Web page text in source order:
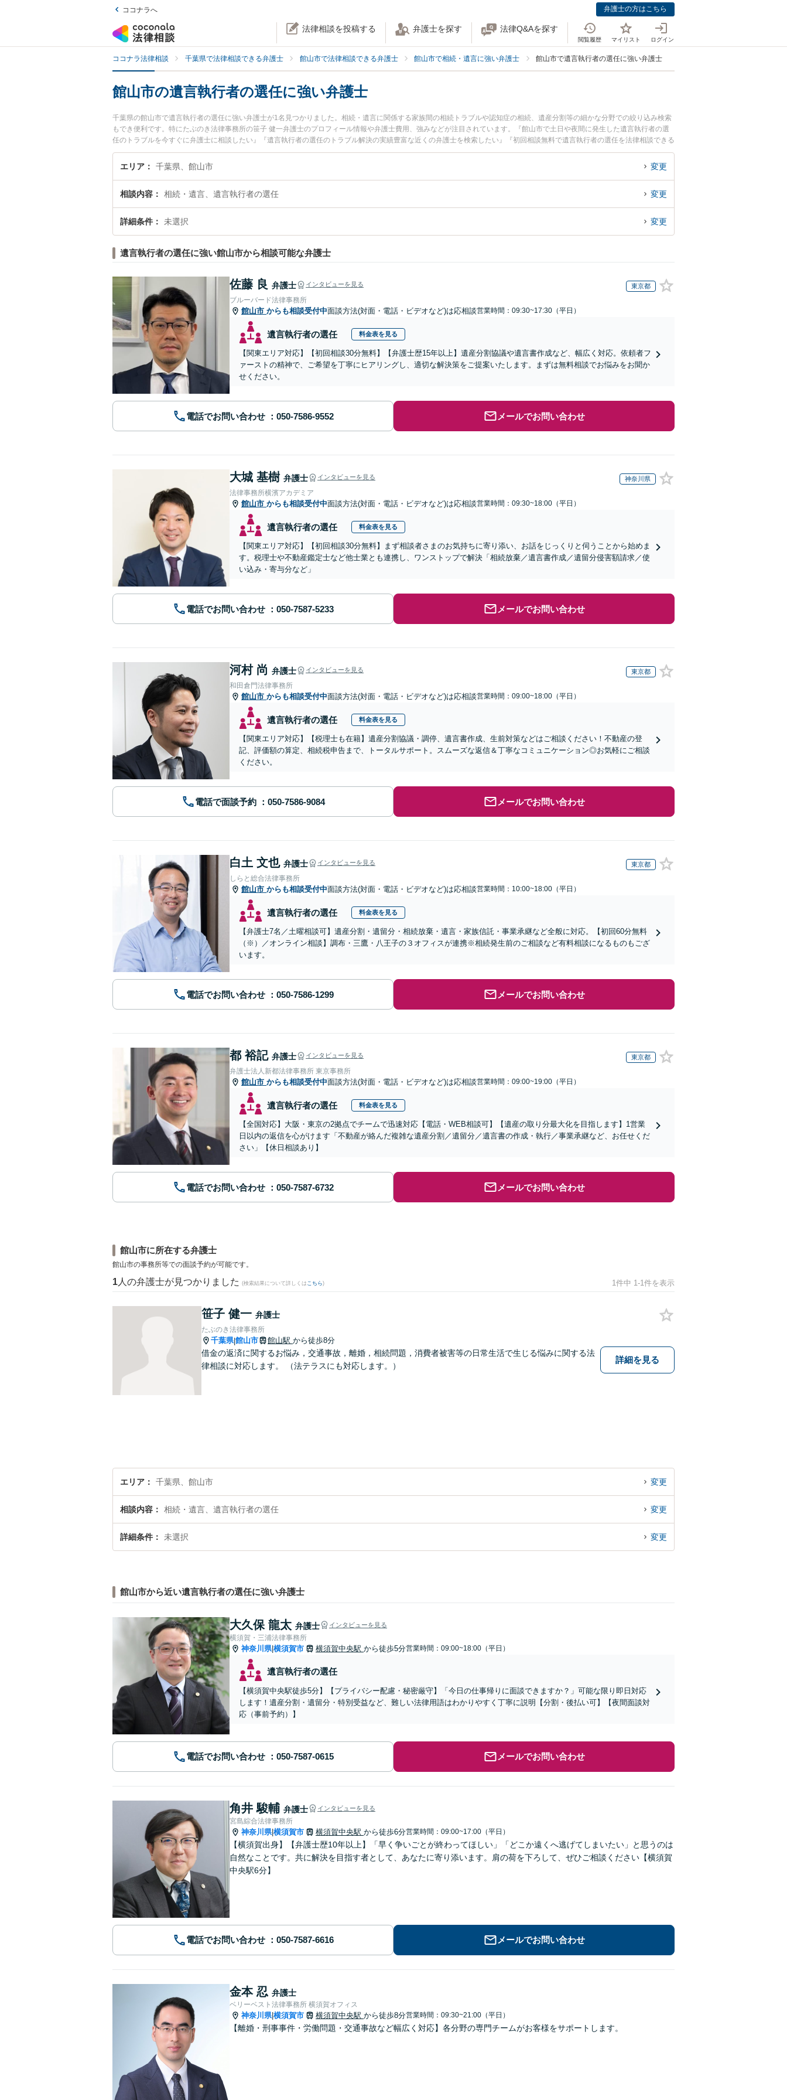
ココナラへ 弁護士の方はこちら
法律相談を投稿する 弁護士を探す 法律Q&Aを探す
閲覧履歴 マイリスト ログイン
ココナラ法律相談 千葉県で法律相談できる弁護士 館山市で法律相談できる弁護士 館山市で相続・遺言に強い弁護士 館山市で遺言執行者の選任に強い弁護士
館山市の遺言執行者の選任に強い弁護士
千葉県の館山市で遺言執行者の選任に強い弁護士が1名見つかりました。相続・遺言に関係する家族間の相続トラブルや認知症の相続、遺産分割等の細かな分野での絞り込み検索
もでき便利です。特にたぶのき法律事務所の笹子 健一弁護士のプロフィール情報や弁護士費用、強みなどが注目されています。『館山市で土日や夜間に発生した遺言執行者の選
任のトラブルを今すぐに弁護士に相談したい』『遺言執行者の選任のトラブル解決の実績豊富な近くの弁護士を検索したい』『初回相談無料で遺言執行者の選任を法律相談できる
館山市内の弁護士に相談予約したい』などでお困りの相談者さんにおすすめです。
エリア 千葉県、館山市 変更
相談内容 相続・遺言、遺言執行者の選任 変更
詳細条件 未選択 変更
遺言執行者の選任に強い館山市から相談可能な弁護士
佐藤 良 弁護士 インタビューを見る 東京都
ブルーバード法律事務所
館山市 からも相談受付中面談方法(対面・電話・ビデオなど)は応相談営業時間：09:30~17:30（平日）
遺言執行者の選任 料金表を見る
【関東エリア対応】【初回相談30分無料】【弁護士歴15年以上】遺産分割協議や遺言書作成など、幅広く対応。依頼者フ
ァーストの精神で、ご希望を丁寧にヒアリングし、適切な解決策をご提案いたします。まずは無料相談でお悩みをお聞か
せください。
電話でお問い合わせ メールでお問い合わせ
大城 基樹 弁護士 インタビューを見る 神奈川県
法律事務所横濱アカデミア
館山市 からも相談受付中面談方法(対面・電話・ビデオなど)は応相談営業時間：09:30~18:00（平日）
遺言執行者の選任 料金表を見る
【関東エリア対応】【初回相談30分無料】まず相談者さまのお気持ちに寄り添い、お話をじっくりと伺うことから始めま
す。税理士や不動産鑑定士など他士業とも連携し、ワンストップで解決「相続放棄／遺言書作成／遺留分侵害額請求／使
い込み・寄与分など」
電話でお問い合わせ メールでお問い合わせ
河村 尚 弁護士 インタビューを見る 東京都
和田倉門法律事務所
館山市 からも相談受付中面談方法(対面・電話・ビデオなど)は応相談営業時間：09:00~18:00（平日）
遺言執行者の選任 料金表を見る
【関東エリア対応】【税理士も在籍】遺産分割協議・調停、遺言書作成、生前対策などはご相談ください！不動産の登
記、評価額の算定、相続税申告まで、トータルサポート。スムーズな返信＆丁寧なコミュニケーション◎お気軽にご相談
ください。
電話で面談予約 メールでお問い合わせ
白土 文也 弁護士 インタビューを見る 東京都
しらと総合法律事務所
館山市 からも相談受付中面談方法(対面・電話・ビデオなど)は応相談営業時間：10:00~18:00（平日）
遺言執行者の選任 料金表を見る
【弁護士7名／土曜相談可】遺産分割・遺留分・相続放棄・遺言・家族信託・事業承継など全般に対応。【初回60分無料
（※）／オンライン相談】調布・三鷹・八王子の３オフィスが連携※相続発生前のご相談など有料相談になるものもござ
います。
電話でお問い合わせ メールでお問い合わせ
都 裕記 弁護士 インタビューを見る 東京都
弁護士法人新都法律事務所 東京事務所
館山市 からも相談受付中面談方法(対面・電話・ビデオなど)は応相談営業時間：09:00~19:00（平日）
遺言執行者の選任 料金表を見る
【全国対応】大阪・東京の2拠点でチームで迅速対応【電話・WEB相談可】【遺産の取り分最大化を目指します】1営業
日以内の返信を心がけます「不動産が絡んだ複雑な遺産分割／遺留分／遺言書の作成・執行／事業承継など、お任せくだ
さい」【休日相談あり】
電話でお問い合わせ メールでお問い合わせ
館山市に所在する弁護士
館山市の事務所等での面談予約が可能です。
1 人の弁護士が見つかりました (検索結果について詳しくは こちら) 1件中 1-1件を表示
笹子 健一 弁護士
たぶのき法律事務所
千葉県|館山市 館山駅 から徒歩8分
借金の返済に関するお悩み，交通事故，離婚，相続問題，消費者被害等の日常生活で生じる悩みに関する法
律相談に対応します。 （法テラスにも対応します。）
詳細を見る
エリア 千葉県、館山市 変更
相談内容 相続・遺言、遺言執行者の選任 変更
詳細条件 未選択 変更
館山市から近い遺言執行者の選任に強い弁護士
大久保 龍太 弁護士 インタビューを見る
横須賀・三浦法律事務所
神奈川県|横須賀市 横須賀中央駅 から徒歩5分営業時間：09:00~18:00（平日）
遺言執行者の選任
【横須賀中央駅徒歩5分】【プライバシー配慮・秘密厳守】「今日の仕事帰りに面談できますか？」可能な限り即日対応
します！遺産分割・遺留分・特別受益など、難しい法律用語はわかりやすく丁寧に説明【分割・後払い可】【夜間面談対
応（事前予約）】
電話でお問い合わせ メールでお問い合わせ
角井 駿輔 弁護士 インタビューを見る
宮島綜合法律事務所
神奈川県|横須賀市 横須賀中央駅 から徒歩6分営業時間：09:00~17:00（平日）
【横須賀出身】【弁護士歴10年以上】「早く争いごとが終わってほしい」「どこか遠くへ逃げてしまいたい」と思うのは
自然なことです。共に解決を目指す者として、あなたに寄り添います。肩の荷を下ろして、ぜひご相談ください【横須賀
中央駅6分】
電話でお問い合わせ メールでお問い合わせ
金本 忍 弁護士
ベリーベスト法律事務所 横須賀オフィス
神奈川県|横須賀市 横須賀中央駅 から徒歩8分営業時間：09:30~21:00（平日）
【離婚・刑事事件・労働問題・交通事故など幅広く対応】各分野の専門チームがお客様をサポートします。